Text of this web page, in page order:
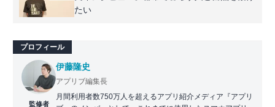
たい
プロフィール
監修者
伊藤隆史
アプリブ編集長
月間利用者数750万人を超えるアプリ紹介メディア『アプリ